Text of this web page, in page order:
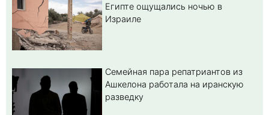
Египте ощущались ночью в
Израиле
Семейная пара репатриантов из
Ашкелона работала на иранскую
разведку